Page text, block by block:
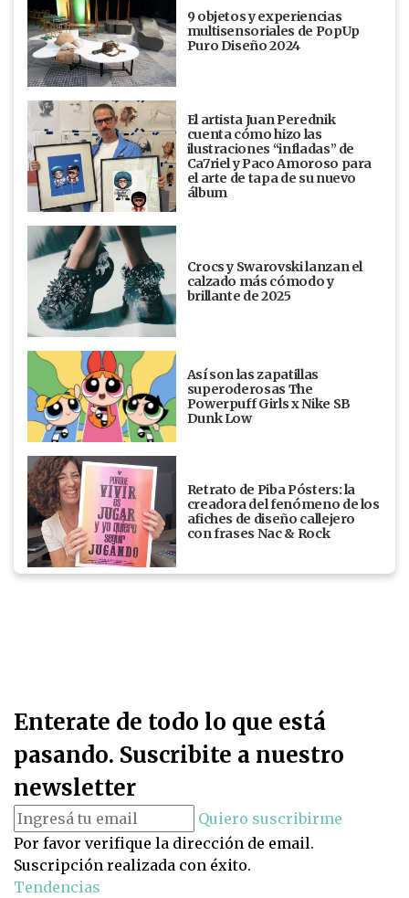
9 objetos y experiencias
multisensoriales de PopUp
Puro Diseño 2024
El artista Juan Perednik
cuenta cómo hizo las
ilustraciones “infladas” de
Ca7riel y Paco Amoroso para
el arte de tapa de su nuevo
álbum
Crocs y Swarovski lanzan el
calzado más cómodo y
brillante de 2025
Así son las zapatillas
superoderosas The
Powerpuff Girls x Nike SB
Dunk Low
Retrato de Piba Pósters: la
creadora del fenómeno de los
afiches de diseño callejero
con frases Nac & Rock
Enterate de todo lo que está
pasando. Suscribite a nuestro
newsletter
Quiero suscribirme
Por favor verifique la dirección de email.
Suscripción realizada con éxito.
Tendencias